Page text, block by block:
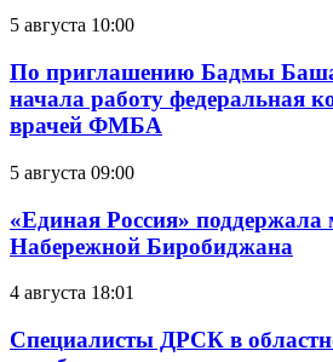
5 августа 10:00
По приглашению Бадмы
начала работу федеральная
врачей ФМБА
5 августа 09:00
«Единая Россия» поддержала
Набережной Биробиджана
4 августа 18:01
Специалисты ДРСК в